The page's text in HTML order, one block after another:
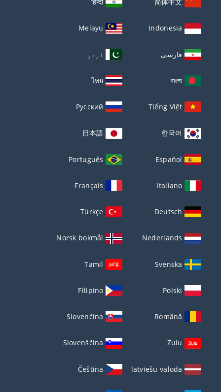
Indonesia
Melayu
فارسی اردو
বাংলা
ไทย
Tiếng Việt
Русский
한국어
日本語
Español
Português
Italiano
Français
Deutsch
Türkçe
Nederlands
Norsk bokmål
Svenska
Tamil
Polski
Filipino
Română
Slovenčina
Zulu
Slovenščina
latviešu valoda
Čeština